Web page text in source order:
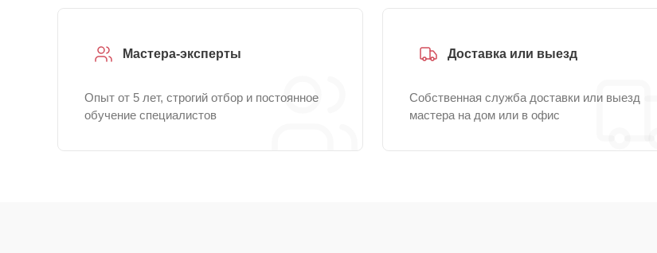
Мастера-эксперты
Опыт от 5 лет, строгий отбор и постоянное
обучение специалистов
Доставка или выезд
Собственная служба доставки или выезд
мастера на дом или в офис